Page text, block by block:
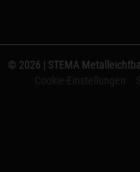
© 2026 | STEMA